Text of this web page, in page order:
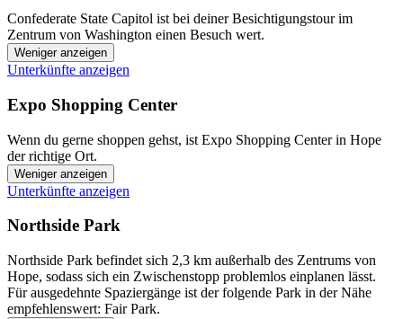
Confederate State Capitol ist bei deiner Besichtigungstour im
Zentrum von Washington einen Besuch wert.
Weniger anzeigen
Unterkünfte anzeigen
Expo Shopping Center
Wenn du gerne shoppen gehst, ist Expo Shopping Center in Hope
der richtige Ort.
Weniger anzeigen
Unterkünfte anzeigen
Northside Park
Northside Park befindet sich 2,3 km außerhalb des Zentrums von
Hope, sodass sich ein Zwischenstopp problemlos einplanen lässt.
Für ausgedehnte Spaziergänge ist der folgende Park in der Nähe
empfehlenswert: Fair Park.